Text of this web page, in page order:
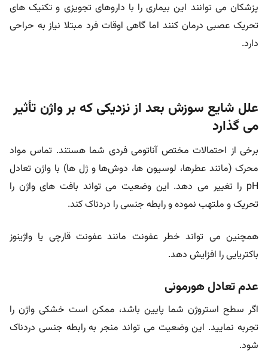
پزشکان می توانند این بیماری را با داروهای تجویزی و تکنیک های
تحریک عصبی درمان کنند اما گاهی اوقات فرد مبتلا نیاز به حراحی
دارد.
علل شایع سوزش بعد از نزدیکی که بر واژن تأثیر
می گذارد
برخی از احتمالات مختص آناتومی فردی شما هستند. تماس مواد
محرک (مانند عطرها، لوسیون ها، دوش‌ها و ژل ها) با واژن تعادل
pH را تغییر می دهد. این وضعیت می تواند بافت های واژن را
تحریک و ملتهب نموده و رابطه جنسی را دردناک کند.
همچنین می تواند خطر عفونت مانند عفونت قارچی یا واژینوز
باکتریایی را افزایش دهد.
عدم تعادل هورمونی
اگر سطح استروژن شما پایین باشد، ممکن است خشکی واژن را
تجربه نمایید. این وضعیت می تواند منجر به رابطه جنسی دردناک
شود.